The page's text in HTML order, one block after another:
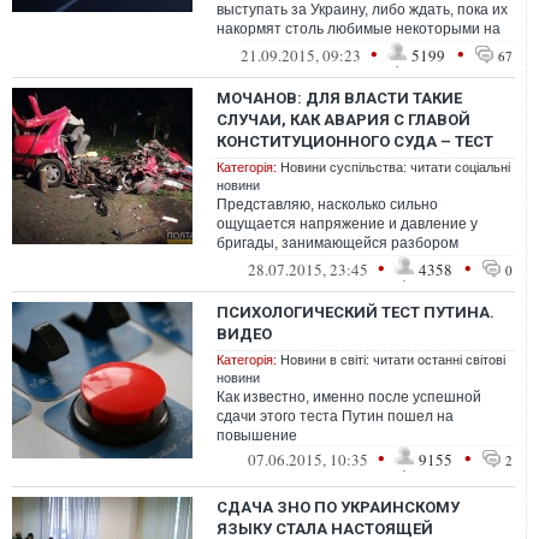
выступать за Украину, либо ждать, пока их
накормят столь любимые некоторыми на
полуострове "зеленые человечки".
21.09.2015, 09:23 • 5199 • 67
МОЧАНОВ: ДЛЯ ВЛАСТИ ТАКИЕ
СЛУЧАИ, КАК АВАРИЯ С ГЛАВОЙ
КОНСТИТУЦИОННОГО СУДА – ТЕСТ
Категорія: Новини суспільства: читати соціальні
новини
Представляю, насколько сильно
ощущается напряжение и давление у
бригады, занимающейся разбором
обстоятельств по делу о ДТП в Полтавской
28.07.2015, 23:45 • 4358 • 0
ПСИХОЛОГИЧЕСКИЙ ТЕСТ ПУТИНА.
ВИДЕО
Категорія: Новини в світі: читати останні світові
новини
Как известно, именно после успешной
сдачи этого теста Путин пошел на
повышение
07.06.2015, 10:35 • 9155 • 2
СДАЧА ЗНО ПО УКРАИНСКОМУ
ЯЗЫКУ СТАЛА НАСТОЯЩЕЙ